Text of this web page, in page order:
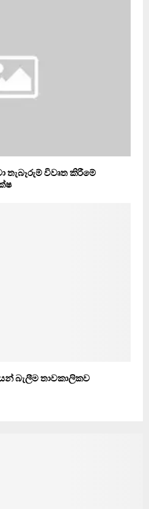
විවෘත කිරීමේ
බැලීම තාවකාලිකව